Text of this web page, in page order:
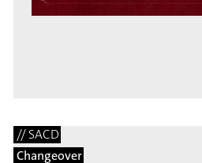
// SACD
Changeover